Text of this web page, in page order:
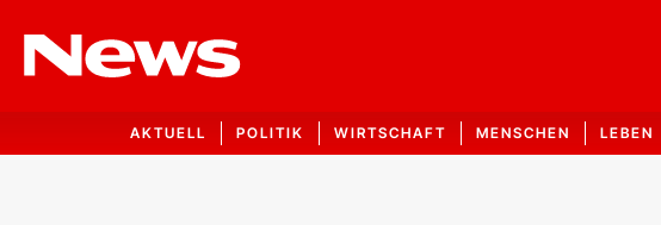
AKTUELL POLITIK WIRTSCHAFT MENSCHEN LEBEN